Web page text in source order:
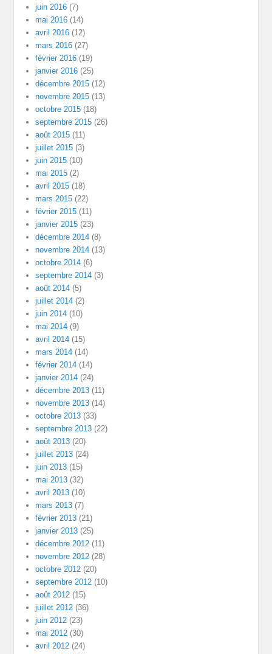
juin 2016 (7)
mai 2016 (14)
avril 2016 (12)
mars 2016 (27)
février 2016 (19)
janvier 2016 (25)
décembre 2015 (12)
novembre 2015 (13)
octobre 2015 (18)
septembre 2015 (26)
août 2015 (11)
juillet 2015 (3)
juin 2015 (10)
mai 2015 (2)
avril 2015 (18)
mars 2015 (22)
février 2015 (11)
janvier 2015 (23)
décembre 2014 (8)
novembre 2014 (13)
octobre 2014 (6)
septembre 2014 (3)
août 2014 (5)
juillet 2014 (2)
juin 2014 (10)
mai 2014 (9)
avril 2014 (15)
mars 2014 (14)
février 2014 (14)
janvier 2014 (24)
décembre 2013 (11)
novembre 2013 (14)
octobre 2013 (33)
septembre 2013 (22)
août 2013 (20)
juillet 2013 (24)
juin 2013 (15)
mai 2013 (32)
avril 2013 (10)
mars 2013 (7)
février 2013 (21)
janvier 2013 (25)
décembre 2012 (11)
novembre 2012 (28)
octobre 2012 (20)
septembre 2012 (10)
août 2012 (15)
juillet 2012 (36)
juin 2012 (23)
mai 2012 (30)
avril 2012 (24)